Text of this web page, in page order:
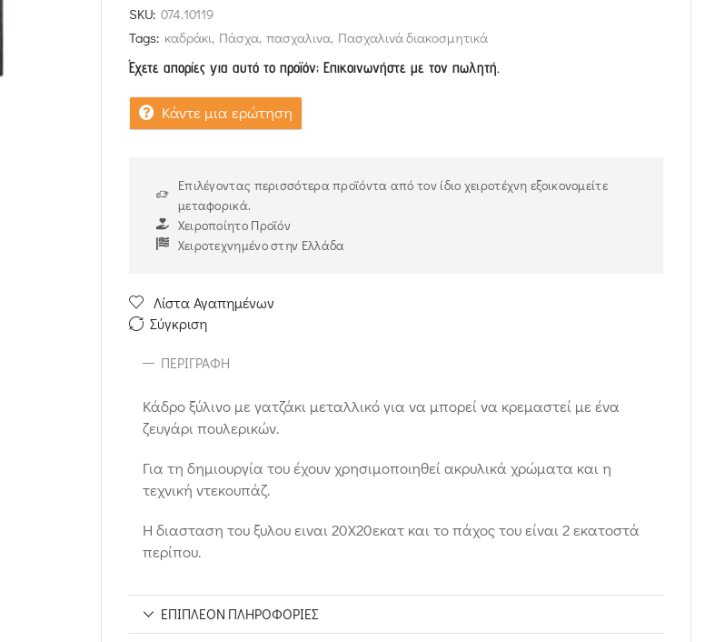
SKU: 074.10119
Tags: καδράκι, Πάσχα, πασχαλινα, Πασχαλινά διακοσμητικά
Έχετε απορίες για αυτό το προϊόν; Επικοινωνήστε με τον πωλητή.
Κάντε μια ερώτηση
Επιλέγοντας περισσότερα προϊόντα από τον ίδιο χειροτέχνη εξοικονομείτε
μεταφορικά.
Χειροποίητο Προϊόν
Χειροτεχνημένο στην Ελλάδα
Λίστα Αγαπημένων
Σύγκριση
ΠΕΡΙΓΡΑΦΉ
Κάδρο ξύλινο με γατζάκι μεταλλικό για να μπορεί να κρεμαστεί με ένα
ζευγάρι πουλερικών.
Για τη δημιουργία του έχουν χρησιμοποιηθεί ακρυλικά χρώματα και η
τεχνική ντεκουπάζ.
Η διασταση του ξυλου ειναι 20Χ20εκατ και το πάχος του είναι 2 εκατοστά
περίπου.
ΕΠΙΠΛΈΟΝ ΠΛΗΡΟΦΟΡΊΕΣ